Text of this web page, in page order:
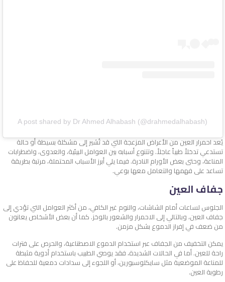
A post shared by Dr Ahmed Alhabash (@drahmedalhabash)
يُعد احمرار العين من الأعراض المزعجة التي قد تُشير إلى مشكلة بسيطة أو حالة
تستدعي تدخلاً طبياً عاجلاً. وتتنوع أسبابه بين العوامل البيئية، والعدوى، واضطرابات
المناعة، وحتى بعض الأورام النادرة. فيما يلي أبرز الأسباب المحتملة، مرتبة بطريقة
تساعد على فهمها والتعامل معها بوعي.
جفاف العين
الجلوس لساعات أمام الشاشات، والنوم غير الكافي، من أكثر العوامل التي تؤدي إلى
جفاف العين، وبالتالي إلى الاحمرار والشعور بالوخز. كما أن بعض الأشخاص يعانون
من ضعف في إفراز الدموع بشكل مزمن.
يمكن التخفيف من الجفاف عبر استخدام الدموع الاصطناعية، والحرص على فترات
راحة للعين. أما في الحالات الشديدة، فقد يوصي الطبيب باستخدام أدوية مثبطة
للمناعة الموضعية مثل سايكلوسبورين، أو اللجوء إلى سدادات دمعية للحفاظ على
رطوبة العين.